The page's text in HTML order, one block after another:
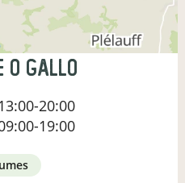
o gallo
13:00-20:00
19:00